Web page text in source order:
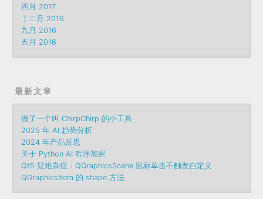
四月 2017
十二月 2016
九月 2016
五月 2016
最新文章
做了一个叫 ChirpChirp 的小工具
2025 年 AI 趋势分析
2024 年产品反思
关于 Python AI 程序加密
Qt5 疑难杂症：QGraphicsScene 鼠标单击不触发自定义
QGraphicsItem 的 shape 方法